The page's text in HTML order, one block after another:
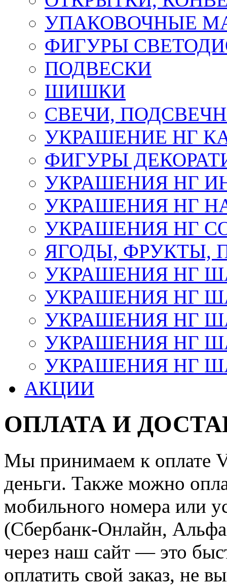
УПАКОВОЧНЫЕ
ФИГУРЫ
ПОДВЕСКИ
ШИШКИ
СВЕЧИ,
УКРАШЕНИЕ НГ
ФИГУРЫ
УКРАШЕНИЯ НГ
УКРАШЕНИЯ НГ
УКРАШЕНИЯ НГ
ЯГОДЫ, ФРУКТЫ,
УКРАШЕНИЯ НГ
УКРАШЕНИЯ НГ
УКРАШЕНИЯ НГ
УКРАШЕНИЯ НГ
УКРАШЕНИЯ НГ
АКЦИИ
ОПЛАТА И
Мы принимаем к оплате
деньги. Также можно
мобильного номера или
(Сбербанк-Онлайн,
через наш сайт — это
оплатить свой заказ, не